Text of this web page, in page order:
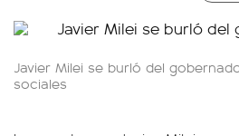
Javier Milei se burló del
sociales